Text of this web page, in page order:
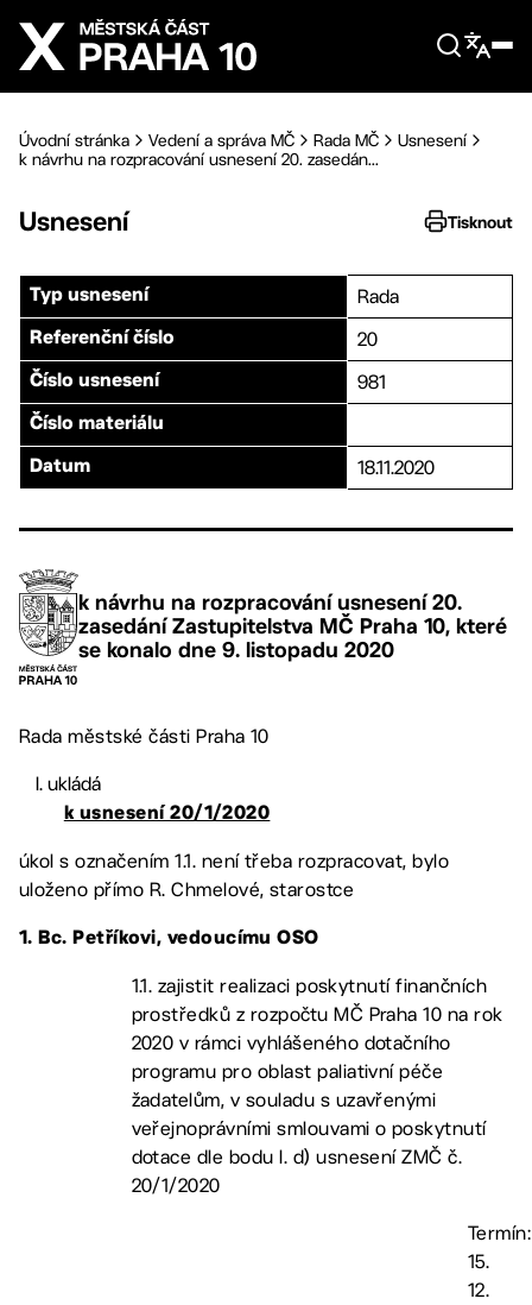
Přejít na hlavní obsah
Úvodní stránka Vedení a správa MČ Rada MČ
Usnesení
k návrhu na rozpracování usnesení 20. zasedán...
Usnesení Tisknout
Typ usnesení Rada
Referenční číslo 20
Číslo usnesení 981
Číslo materiálu
Datum 18.11.2020
k návrhu na rozpracování usnesení 20.
zasedání Zastupitelstva MČ Praha 10, které
se konalo dne 9. listopadu 2020
Rada městské části Praha 10
ukládá
k usnesení 20/1/2020
úkol s označením 1.1. není třeba rozpracovat, bylo
uloženo přímo R. Chmelové, starostce
1. Bc. Petříkovi, vedoucímu OSO
1.1. zajistit realizaci poskytnutí finančních
prostředků z rozpočtu MČ Praha 10 na rok
2020 v rámci vyhlášeného dotačního
programu pro oblast paliativní péče
žadatelům, v souladu s uzavřenými
veřejnoprávními smlouvami o poskytnutí
dotace dle bodu I. d) usnesení ZMČ č.
20/1/2020
Termín:
15.
12.